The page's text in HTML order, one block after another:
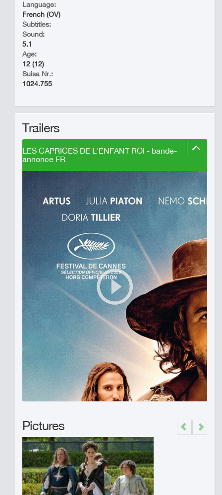
Language:
French (OV)
Subtitles:
Sound:
5.1
Age:
12 (12)
Suisa Nr.:
1024.755
Trailers
LES CAPRICES DE L'ENFANT ROI - bande-
annonce FR
Pictures Previous
Next